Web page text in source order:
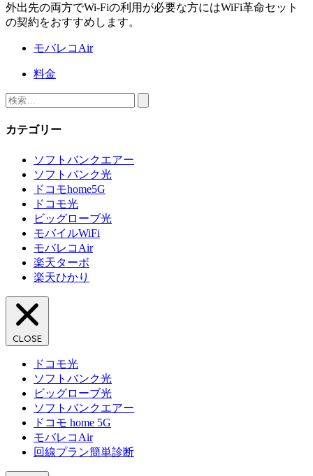
外出先の両方でWi-Fiの利用が必要な方にはWiFi革命セット
の契約をおすすめします。
モバレコAir
料金
検
カテゴリー
ソフトバンクエアー
ソフトバンク光
ドコモhome5G
ドコモ光
ビッグローブ光
モバイルWiFi
モバレコAir
楽天ターボ
楽天ひかり
CLOSE
ドコモ光
ソフトバンク光
ビッグローブ光
ソフトバンクエアー
ドコモ home 5G
モバレコAir
回線プラン簡単診断